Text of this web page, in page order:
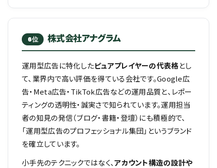
6位 株式会社アナグラム
運用型広告に特化したピュアプレイヤーの代表格とし
て、業界内で高い評価を得ている会社です。Google広
告・Meta広告・TikTok広告などの運用品質と、レポー
ティングの透明性・誠実さで知られています。運用担当
者の知見の発信（ブログ・書籍・登壇）にも積極的で、
「運用型広告のプロフェッショナル集団」というブランド
を確立しています。
小手先のテクニックではなく、アカウント構造の設計や